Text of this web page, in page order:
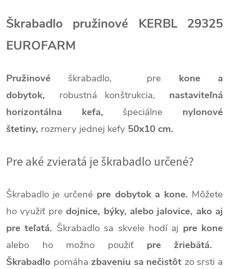
Škrabadlo pružinové KERBL 29325
EUROFARM
Pružinové škrabadlo, pre kone a
dobytok, robustná konštrukcia, nastaviteľná
horizontálna kefa, špeciálne nylonové
štetiny, rozmery jednej kefy 50x10 cm.
Pre aké zvieratá je škrabadlo určené?
Škrabadlo je určené pre dobytok a kone. Môžete
ho využiť predojnice, býky, alebo jalovice, ako aj
pre teľatá. Škrabadlo sa skvele hodí aj pre kone
alebo ho možno použiť pre žriebätá.
Škrabadlo pomáha zbaveniu sa nečistôt zo srsti a